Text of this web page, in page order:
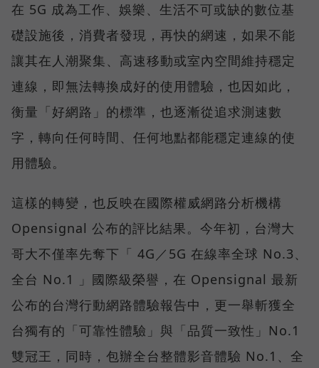
在 5G 成為工作、娛樂、生活不可或缺的數位基
礎設施後，消費者發現，再快的網速，如果不能
讓其在人潮聚集、高速移動或室內空間維持穩定
連線，即無法轉換成好的使用體驗，也因如此，
衡量「好網路」的標準，也逐漸從追求測速數
字，轉向任何時間、任何地點都能穩定連線的使
用體驗。
這樣的轉變，也反映在國際權威網路分析機構
Opensignal 公布的評比結果。今年初，台灣大
哥大不僅率先奪下「 4G／5G 在線率全球 No.3、
全台 No.1 」國際級榮譽，在 Opensignal 最新
公布的台灣行動網路體驗報告中，更一舉斬獲全
台獨有的「可靠性體驗」與「品質一致性」No.1
雙冠王，同時，包辦全台整體影音體驗 No.1、全